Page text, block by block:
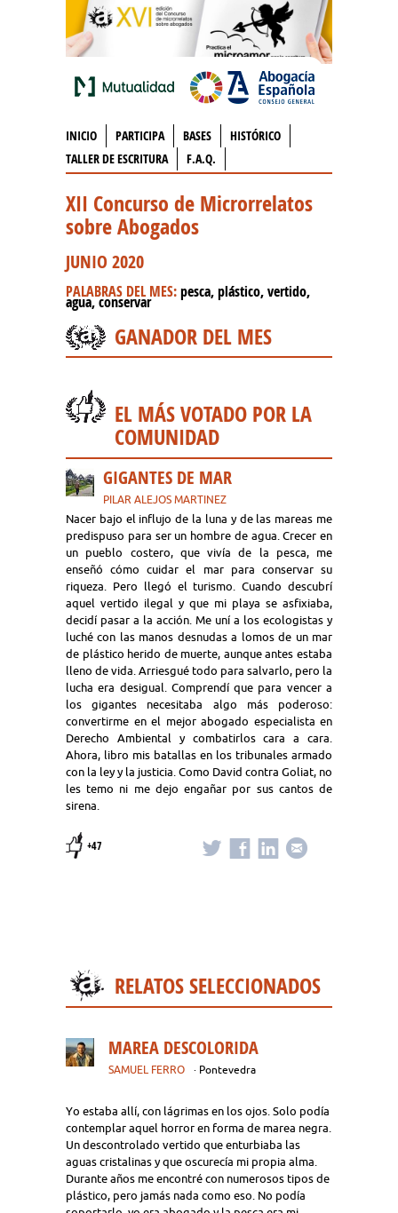
INICIO PARTICIPA BASES
HISTÓRICO
TALLER DE ESCRITURA
F.A.Q.
XII Concurso de Microrrelatos
sobre Abogados
JUNIO 2020
PALABRAS DEL MES:pesca, plástico, vertido,
agua, conservar
GANADOR DEL MES
EL MÁS VOTADO POR LA
COMUNIDAD
GIGANTES DE MAR
PILAR ALEJOS MARTINEZ
Nacer bajo el influjo de la luna y de las mareas me
predispuso para ser un hombre de agua. Crecer en
un pueblo costero, que vivía de la pesca, me
enseñó cómo cuidar el mar para conservar su
riqueza. Pero llegó el turismo. Cuando descubrí
aquel vertido ilegal y que mi playa se asfixiaba,
decidí pasar a la acción. Me uní a los ecologistas y
luché con las manos desnudas a lomos de un mar
de plástico herido de muerte, aunque antes estaba
lleno de vida. Arriesgué todo para salvarlo, pero la
lucha era desigual. Comprendí que para vencer a
los gigantes necesitaba algo más poderoso:
convertirme en el mejor abogado especialista en
Derecho Ambiental y combatirlos cara a cara.
Ahora, libro mis batallas en los tribunales armado
con la ley y la justicia. Como David contra Goliat, no
les temo ni me dejo engañar por sus cantos de
sirena.
+47
RELATOS SELECCIONADOS
MAREA DESCOLORIDA
SAMUEL FERRO · Pontevedra
Yo estaba allí, con lágrimas en los ojos. Solo podía
contemplar aquel horror en forma de marea negra.
Un descontrolado vertido que enturbiaba las
aguas cristalinas y que oscurecía mi propia alma.
Durante años me encontré con numerosos tipos de
plástico, pero jamás nada como eso. No podía